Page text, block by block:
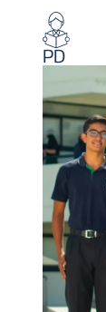
PD